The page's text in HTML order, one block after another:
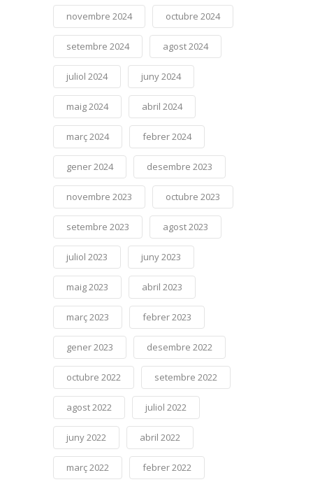
novembre 2024 octubre 2024
setembre 2024 agost 2024
juliol 2024 juny 2024
maig 2024 abril 2024
març 2024 febrer 2024
gener 2024 desembre 2023
novembre 2023 octubre 2023
setembre 2023 agost 2023
juliol 2023 juny 2023
maig 2023 abril 2023
març 2023 febrer 2023
gener 2023 desembre 2022
octubre 2022 setembre 2022
agost 2022 juliol 2022
juny 2022 abril 2022
març 2022 febrer 2022